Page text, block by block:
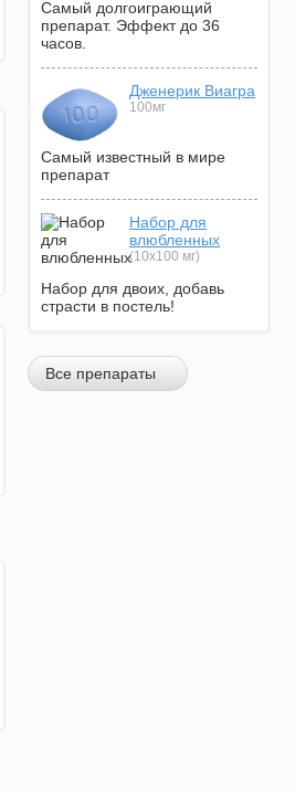
Самый долгоиграющий
препарат. Эффект до 36
часов.
Дженерик Виагра
100мг
Самый известный в мире
препарат
Набор для
влюбленных
(10х100 мг)
Набор для двоих, добавь
страсти в постель!
Все препараты